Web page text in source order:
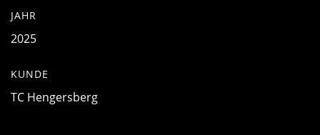
JAHR
2025
KUNDE
TC Hengersberg